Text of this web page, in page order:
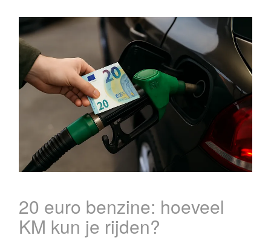
20 euro benzine: hoeveel
KM kun je rijden?